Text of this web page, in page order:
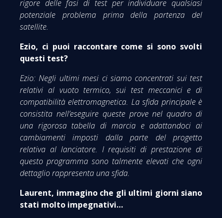
rigore delle fasi di test per individuare qualsiasi
potenziale problema prima della partenza del
satellite.
Ezio, ci puoi raccontare come si sono svolti
questi test?
Ezio: Negli ultimi mesi ci siamo concentrati sui test
relativi al vuoto termico, sui test meccanici e di
compatibilità elettromagnetica. La sfida principale è
consistita nell’eseguire queste prove nel quadro di
una rigorosa tabella di marcia e adattandoci ai
cambiamenti imposti dalla parte del progetto
relativa al lanciatore. I requisiti di prestazione di
questo programma sono talmente elevati che ogni
dettaglio rappresenta una sfida.
Laurent, immagino che gli ultimi giorni siano
stati molto impegnativi…